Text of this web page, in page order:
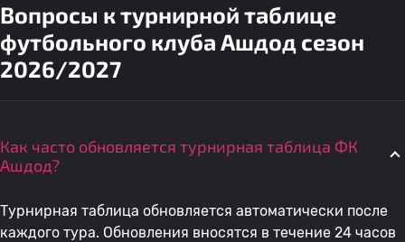
Вопросы к турнирной таблице
футбольного клуба Ашдод сезон
2026/2027
Как часто обновляется турнирная таблица ФК
Ашдод?
Турнирная таблица обновляется автоматически после
каждого тура. Обновления вносятся в течение 24 часов